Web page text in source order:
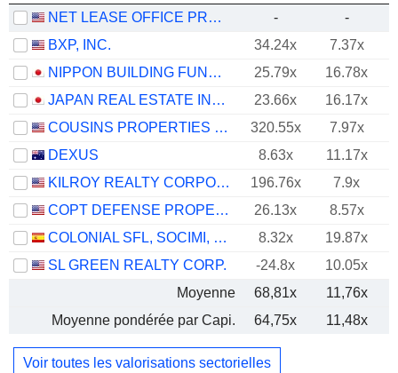
NET LEASE OFFICE PROPERTIES -
-
BXP, INC.
34.24x 7.37x
NIPPON BUILDING FUND INC.
25.79x 16.78x
JAPAN REAL ESTATE INVESTMENT CORPORATION
23.66x 16.17x
COUSINS PROPERTIES INCORPORATED
320.55x 7.97x
DEXUS
8.63x 11.17x
KILROY REALTY CORPORATION
196.76x 7.9x
COPT DEFENSE PROPERTIES
26.13x 8.57x
COLONIAL SFL, SOCIMI, S.A.
8.32x 19.87x
SL GREEN REALTY CORP.
-24.8x 10.05x
Moyenne
68,81x 11,76x
Moyenne pondérée par Capi.
64,75x 11,48x
Voir toutes les valorisations sectorielles